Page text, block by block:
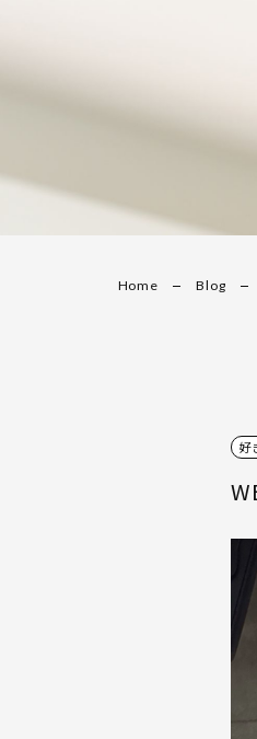
Home Blog
好